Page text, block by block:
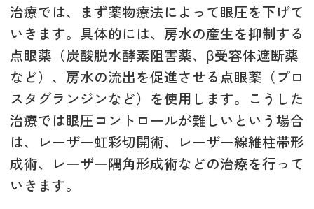
治療では、まず薬物療法によって眼圧を下げて
いきます。具体的には、房水の産生を抑制する
点眼薬（炭酸脱水酵素阻害薬、β受容体遮断薬
など）、房水の流出を促進させる点眼薬（プロ
スタグランジンなど）を使用します。こうした
治療では眼圧コントロールが難しいという場合
は、レーザー虹彩切開術、レーザー線維柱帯形
成術、レーザー隅角形成術などの治療を行って
いきます。